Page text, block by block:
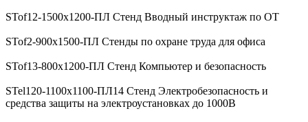
STof12-1500х1200-ПЛ Стенд Вводный инструктаж по ОТ
STof2-900х1500-ПЛ Стенды по охране труда для офиса
STof13-800х1200-ПЛ Стенд Компьютер и безопасность
STel120-1100х1100-ПЛ14 Стенд Электробезопасность и
средства защиты на электроустановках до 1000В